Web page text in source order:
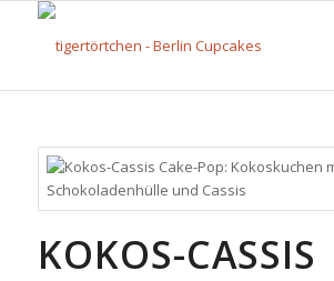
KOKOS-CASSIS